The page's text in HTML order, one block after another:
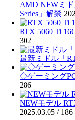
AMD NEWミド
Series」解禁
RTX 5060 Ti
302
最新ミドル「
◇ゲーミング
286
NEWモデル
2025.03.05 / 186